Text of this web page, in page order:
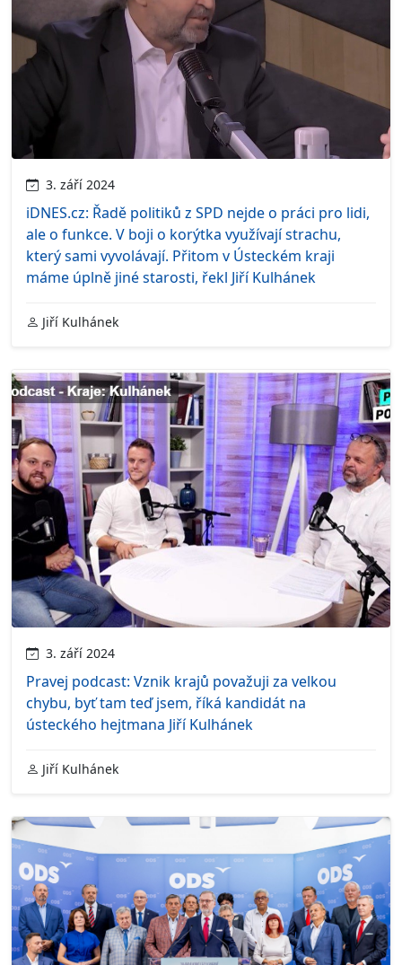
3. září 2024
iDNES.cz: Řadě politiků z SPD nejde o práci pro lidi,
ale o funkce. V boji o korýtka využívají strachu,
který sami vyvolávají. Přitom v Ústeckém kraji
máme úplně jiné starosti, řekl Jiří Kulhánek
Jiří Kulhánek
3. září 2024
Pravej podcast: Vznik krajů považuji za velkou
chybu, byť tam teď jsem, říká kandidát na
ústeckého hejtmana Jiří Kulhánek
Jiří Kulhánek